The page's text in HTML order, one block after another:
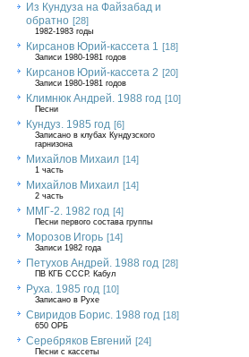
Из Кундуза на Файзабад и
обратно [28]
1982-1983 годы
Кирсанов Юрий-кассета 1 [18]
Записи 1980-1981 годов
Кирсанов Юрий-кассета 2 [20]
Записи 1980-1981 годов
Климнюк Андрей. 1988 год [10]
Песни
Кундуз. 1985 год [6]
Записано в клубах Кундузского
гарнизона
Михайлов Михаил [14]
1 часть
Михайлов Михаил [14]
2 часть
ММГ-2. 1982 год [4]
Песни первого состава группы
Морозов Игорь [14]
Записи 1982 года
Петухов Андрей. 1988 год [28]
ПВ КГБ СССР. Кабул
Руха. 1985 год [10]
Записано в Рухе
Свиридов Борис. 1988 год [18]
650 ОРБ
Серебряков Евгений [24]
Песни с кассеты